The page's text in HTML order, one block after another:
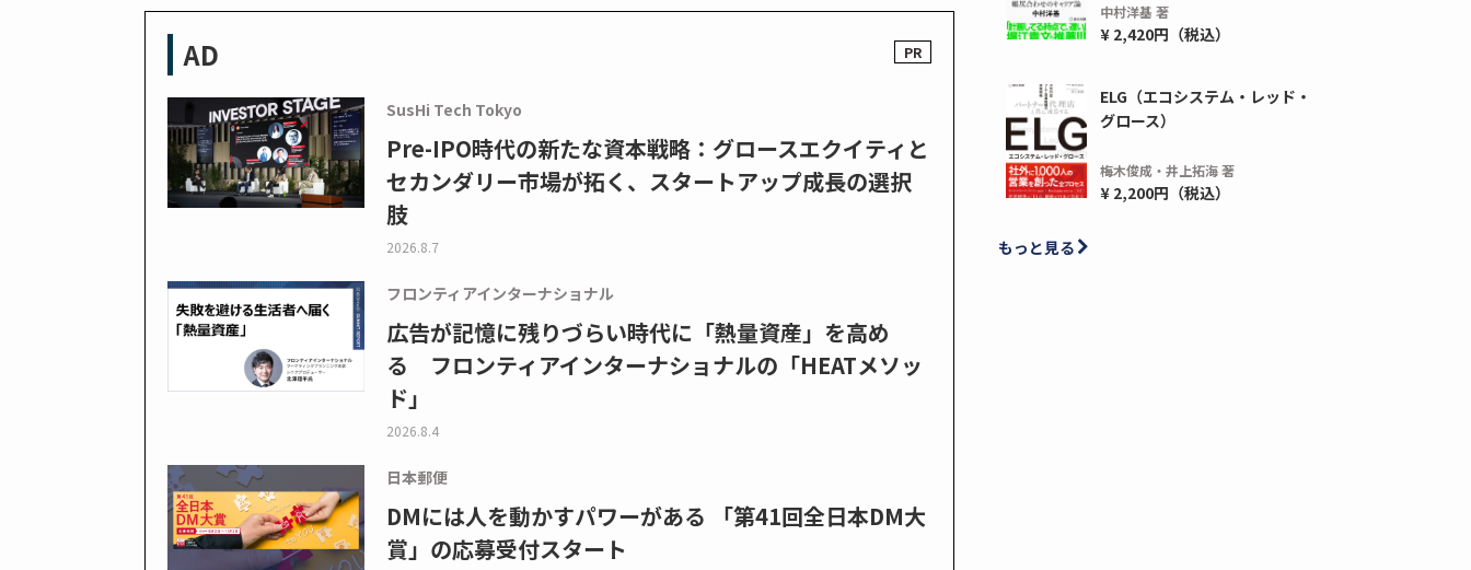
AD
SusHi Tech Tokyo
Pre-IPO時代の新たな資本戦略：グロースエクイティと
セカンダリー市場が拓く、スタートアップ成長の選択
肢
2026.8.7
フロンティアインターナショナル
広告が記憶に残りづらい時代に「熱量資産」を高め
る フロンティアインターナショナルの「HEATメソッ
ド」
2026.8.4
日本郵便
DMには人を動かすパワーがある 「第41回全日本DM大
賞」の応募受付スタート
中村洋基 著
¥ 2,420円（税込）
ELG（エコシステム・レッド・
グロース）
梅木俊成・井上拓海 著
¥ 2,200円（税込）
もっと見る